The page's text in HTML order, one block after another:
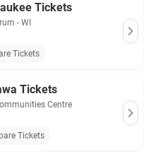
Tickets
- WI
Tickets
Tickets
Centre
Tickets